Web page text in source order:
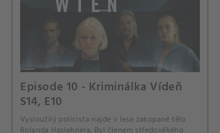
Episode 10 - Kriminálka Vídeň
S14, E10
Vysloužilý policista najde v lese zakopané tělo
Rolanda Haslehnera. Byl členem středověkého